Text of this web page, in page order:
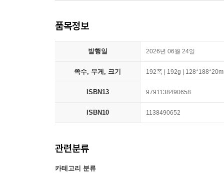
품목정보
발행일 2026년 06월 24일
쪽수, 무게, 크기 192쪽 | 192g |
ISBN13 9791138490658
ISBN10 1138490652
관련분류
카테고리 분류